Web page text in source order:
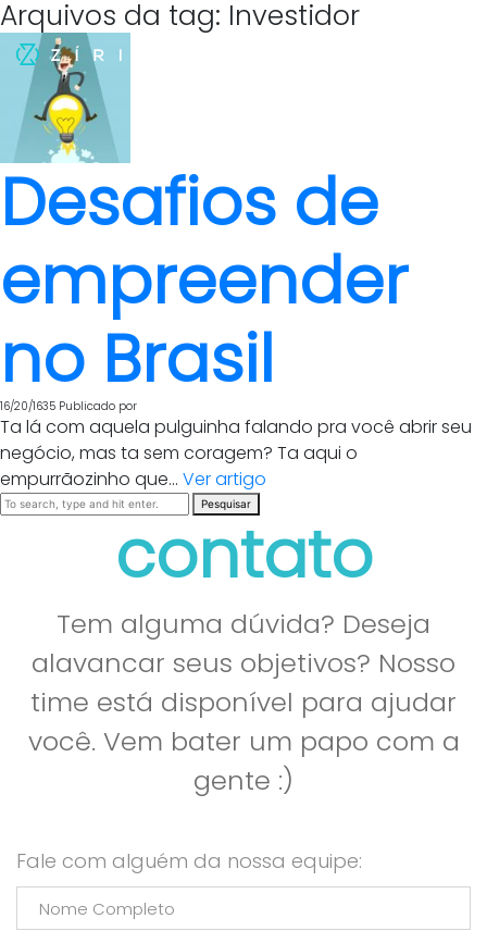
Arquivos da tag: Investidor
Desafios de
empreender
no Brasil
16/20/1635 Publicado por
Ta lá com aquela pulguinha falando pra você abrir seu
negócio, mas ta sem coragem? Ta aqui o
empurrãozinho que... Ver artigo
Pesquisar
contato
Tem alguma dúvida? Deseja
alavancar seus objetivos? Nosso
time está disponível para ajudar
você. Vem bater um papo com a
gente :)
Fale com alguém da nossa equipe: